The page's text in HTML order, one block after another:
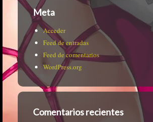
Meta
Acceder
Feed de entradas
Feed de comentarios
WordPress.org
Comentarios recientes